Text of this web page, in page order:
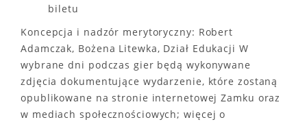
biletu
Koncepcja i nadzór merytoryczny: Robert
Adamczak, Bożena Litewka, Dział Edukacji W
wybrane dni podczas gier będą wykonywane
zdjęcia dokumentujące wydarzenie, które zostaną
opublikowane na stronie internetowej Zamku oraz
w mediach społecznościowych; więcej o